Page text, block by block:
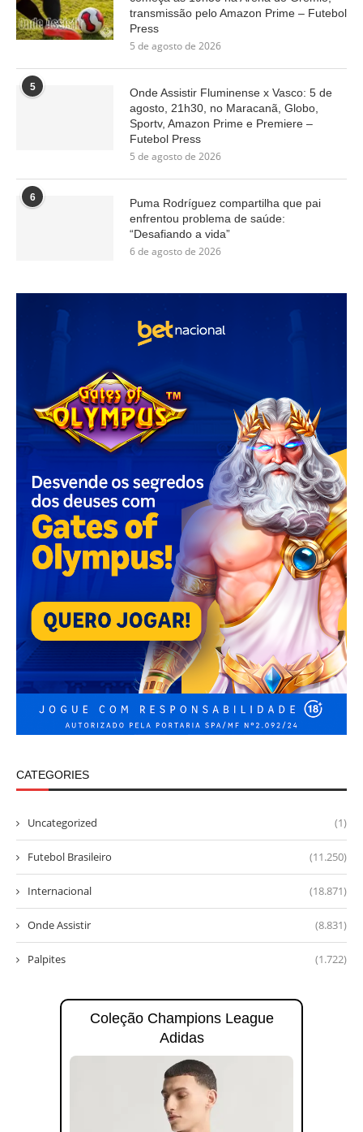
transmissão pelo Amazon Prime – Futebol
Press
5 de agosto de 2026
5
Onde Assistir Fluminense x Vasco: 5 de
agosto, 21h30, no Maracanã, Globo,
Sportv, Amazon Prime e Premiere –
Futebol Press
5 de agosto de 2026
6
Puma Rodríguez compartilha que pai
enfrentou problema de saúde:
“Desafiando a vida”
6 de agosto de 2026
CATEGORIES
Uncategorized (1)
Futebol Brasileiro (11.250)
Internacional (18.871)
Onde Assistir (8.831)
Palpites (1.722)
Coleção Champions League
Adidas